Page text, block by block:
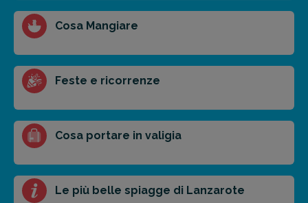
prossima destinazione di viaggio.
FAI PREVENTIVO
Cosa Mangiare
Feste e ricorrenze
Cosa portare in valigia
Le più belle spiagge di Lanzarote